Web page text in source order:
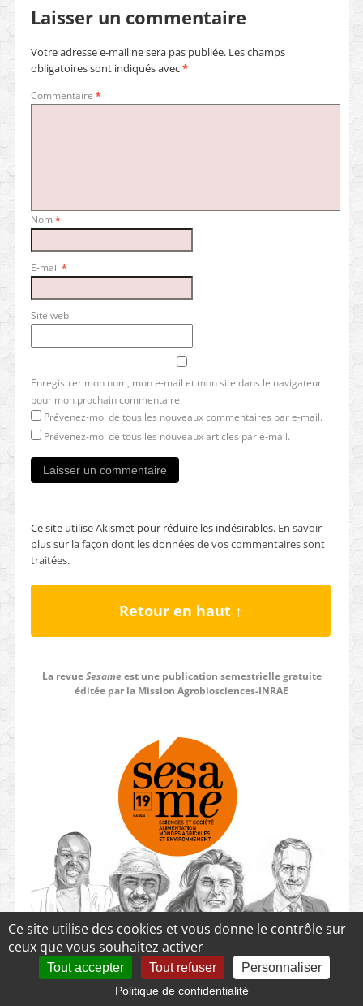
Laisser un commentaire
Votre adresse e-mail ne sera pas publiée. Les champs
obligatoires sont indiqués avec*
Commentaire *
Nom *
E-mail *
Site web
Enregistrer mon nom, mon e-mail et mon site dans le navigateur
pour mon prochain commentaire.
Prévenez-moi de tous les nouveaux commentaires par e-mail.
Prévenez-moi de tous les nouveaux articles par e-mail.
Ce site utilise Akismet pour réduire les indésirables. En savoir
plus sur la façon dont les données de vos commentaires sont
traitées.
Retour en haut ↑
La revueSesameest une publication semestrielle gratuite
éditée par la Mission Agrobiosciences-INRAE
Ce site utilise des cookies et vous donne le contrôle sur
ceux que vous souhaitez activer
Tout accepter Tout refuser Personnaliser
Politique de confidentialité